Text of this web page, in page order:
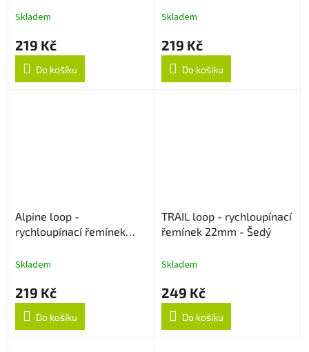
Skladem
219 Kč
Do košíku
Skladem
219 Kč
Do košíku
Alpine loop -
rychloupínací řemínek
Skladem
219 Kč
Do košíku
TRAIL loop - rychloupínací
řemínek 22mm - Šedý
Skladem
249 Kč
Do košíku